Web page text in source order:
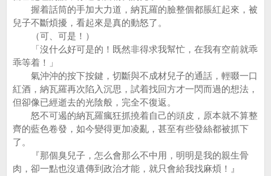
握着話筒的手加大力道，納瓦羅的臉整個都脹紅起來，被
兒子不斷煩擾，看起來是真的動怒了。
（可、可是！）
「沒什么好可是的！既然非得求我幫忙，在我有空前就乖
乖等着！」
氣沖沖的按下按鍵，切斷與不成材兒子的通話，輕啜一口
紅酒，納瓦羅再次陷入沉思，試着找回方才一閃而過的想法，
但卻像已經逝去的光陰般，完全不復返。
怒不可遏的納瓦羅瘋狂抓撓着自己的頭皮，原本就不算整
齊的藍色卷發，如今變得更加凌亂，甚至有些發絲都被抓下
了。
『那個臭兒子，怎么會那么不中用，明明是我的親生骨
肉，卻一點也沒遺傳到政治才能，就只會給我找麻煩！』